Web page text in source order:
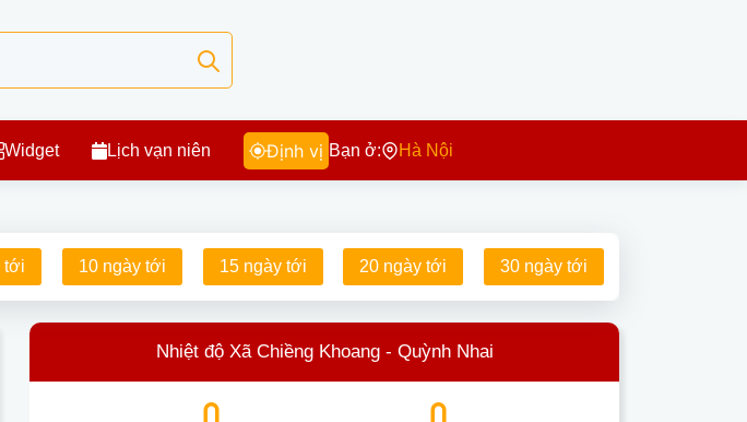
Widget Lịch vạn niên Định vị Bạn ở: Hà Nội
tới 10 ngày tới 15 ngày tới 20 ngày tới 30 ngày tới
Nhiệt độ Xã Chiềng Khoang - Quỳnh Nhai